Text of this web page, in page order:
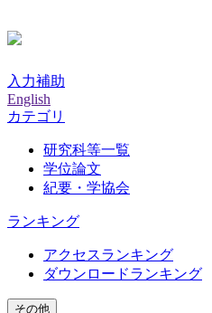
入力補助
English
カテゴリ
研究科等一覧
学位論文
紀要・学協会
ランキング
アクセスランキング
ダウンロードランキング
その他